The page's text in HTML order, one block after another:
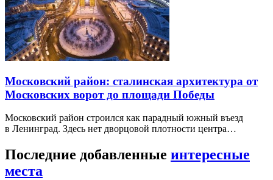
Московский район: сталинская архитектура от
Московских ворот до площади Победы
Московский район строился как парадный южный въезд
в Ленинград. Здесь нет дворцовой плотности центра…
Последние добавленные интересные
места